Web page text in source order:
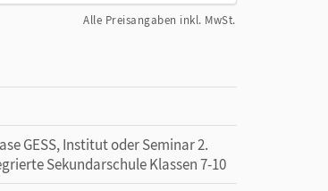
Alle Preisangaben inkl. MwSt.
GESS, Institut oder Seminar 2.
Sekundarschule Klassen 7-10